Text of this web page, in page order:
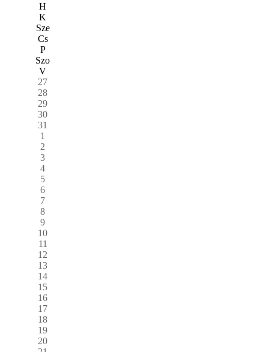
H
K
Sze
Cs
P
Szo
V
27
28
29
30
31
1
2
3
4
5
6
7
8
9
10
11
12
13
14
15
16
17
18
19
20